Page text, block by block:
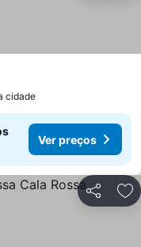
cidade
Ver preços
Partilhar